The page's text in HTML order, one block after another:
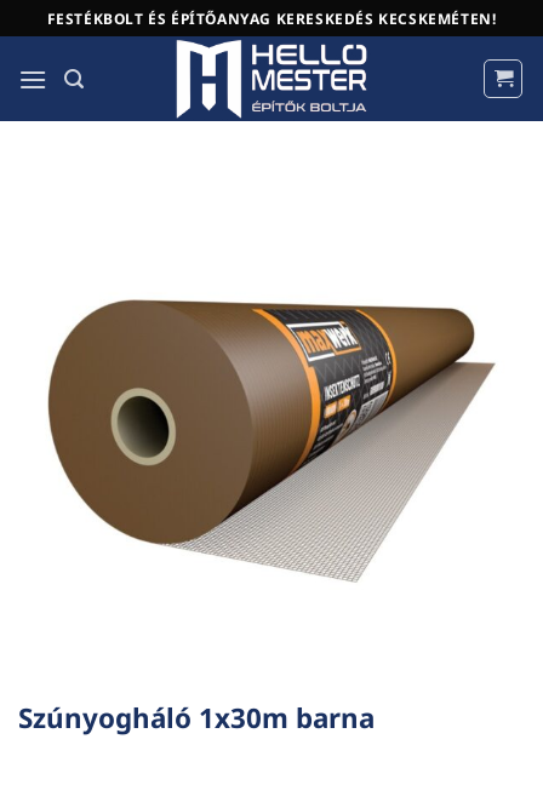
to
content
FESTÉKBOLT ÉS ÉPÍTŐANYAG KERESKEDÉS KECSKEMÉTEN!
Szúnyogháló 1x30m barna